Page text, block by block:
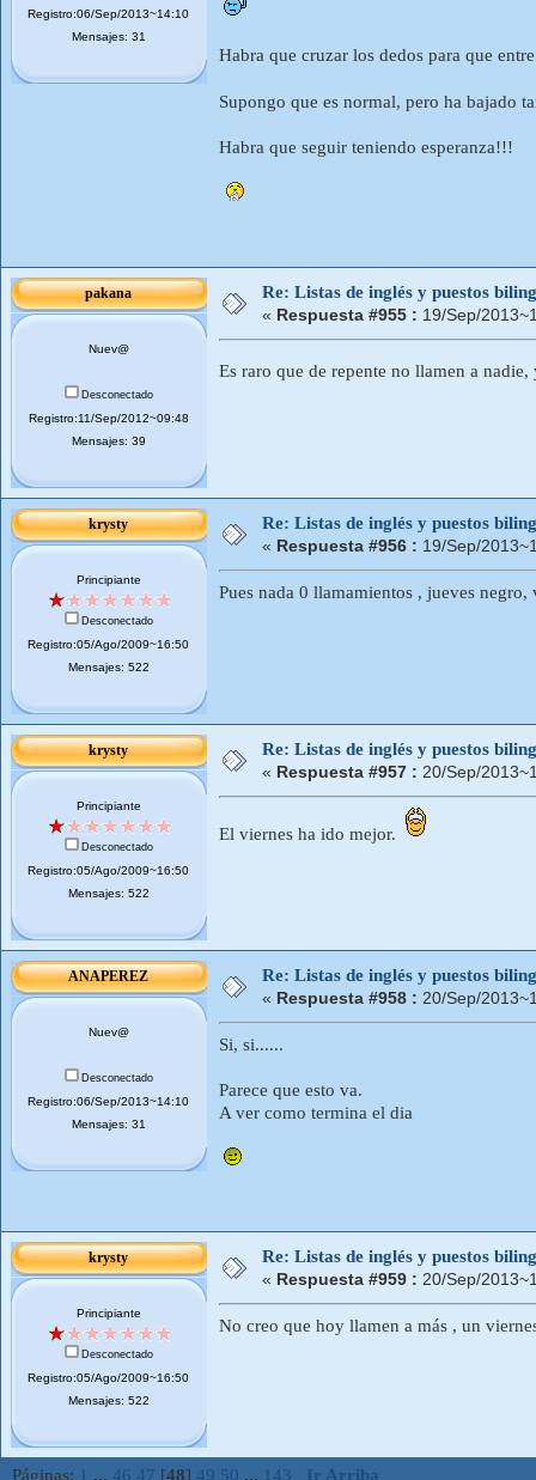
Registro:06/Sep/2013~14:10
Mensajes: 31
Habra que cruzar los dedos para que
Supongo que es normal, pero ha bajado
Habra que seguir teniendo esperanza!!!
pakana
Nuev@
Desconectado
Registro:11/Sep/2012~09:48
Mensajes: 39
Re: Listas de inglés y puestos
« Respuesta #955 : 19/Sep/
Es raro que de repente no llamen a
krysty
Principiante
Desconectado
Registro:05/Ago/2009~16:50
Mensajes: 522
Re: Listas de inglés y puestos
« Respuesta #956 : 19/Sep/
Pues nada 0 llamamientos , jueves
krysty
Principiante
Desconectado
Registro:05/Ago/2009~16:50
Mensajes: 522
Re: Listas de inglés y puestos
« Respuesta #957 : 20/Sep/
El viernes ha ido mejor.
ANAPEREZ
Nuev@
Desconectado
Registro:06/Sep/2013~14:10
Mensajes: 31
Re: Listas de inglés y puestos
« Respuesta #958 : 20/Sep/
Si, si......
Parece que esto va.
A ver como termina el dia
krysty
Principiante
Desconectado
Registro:05/Ago/2009~16:50
Mensajes: 522
Re: Listas de inglés y puestos
« Respuesta #959 : 20/Sep/
No creo que hoy llamen a más , un
Páginas: ... 46 47 [48] 49 50 ... 143 Ir Arriba